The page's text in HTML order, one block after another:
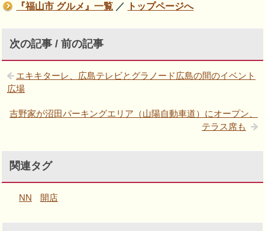
『福山市 グルメ』一覧 ／ トップページへ
次の記事 / 前の記事
エキキターレ、広島テレビとグラノード広島の間のイベント
広場
吉野家が沼田パーキングエリア（山陽自動車道）にオープン、
テラス席も
関連タグ
NN 開店